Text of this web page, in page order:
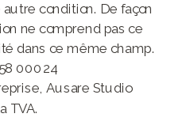
condition. De façon
ne comprend pas ce
dans ce même champ.
00024
Ausare Studio
TVA.